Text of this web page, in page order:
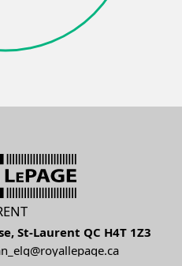
St-Laurent QC H4T 1Z3